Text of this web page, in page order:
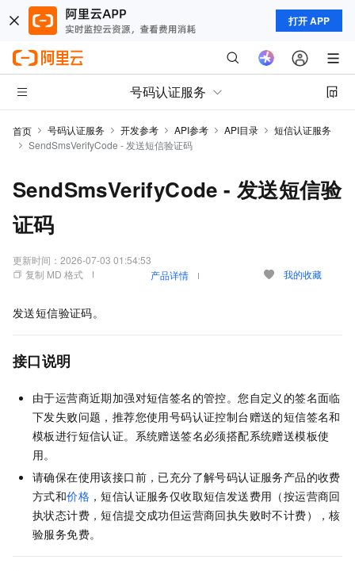
打开 APP
号码认证服务
首页 号码认证服务 开发参考 API参考 API目录
短信认证服务
SendSmsVerifyCode - 发送短信验证码
SendSmsVerifyCode - 发送短信验
证码
更新时间： 2026-07-03 01:54:53
复制 MD 格式
产品详情 我的收藏
发送短信验证码。
接口说明
由于运营商近期加强对短信签名的管控。您自定义的签名面临
下发失败问题，推荐您使用号码认证控制台赠送的短信签名和
模板进行短信认证。系统赠送签名必须搭配系统赠送模板使
用。
请确保在使用该接口前，已充分了解号码认证服务产品的收费
方式和价格 ，短信认证服务仅收取短信发送费用（按运营商回
执状态计费，短信提交成功但运营商回执失败时不计费），核
验服务免费。